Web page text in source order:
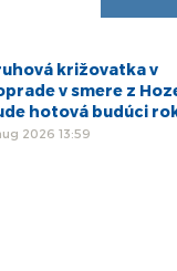
križovatka v
v smere z
hotová budúci
2026 13:59